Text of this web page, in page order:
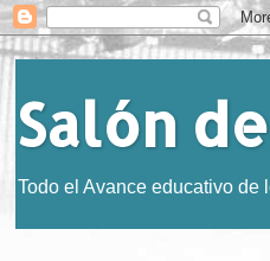
Salón
Todo el Avance educativo de